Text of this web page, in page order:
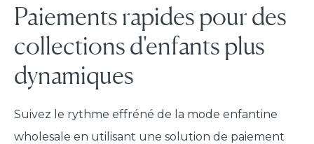
Paiements rapides pour des
collections d'enfants plus
dynamiques
Suivez le rythme effréné de la mode enfantine
wholesale en utilisant une solution de paiement